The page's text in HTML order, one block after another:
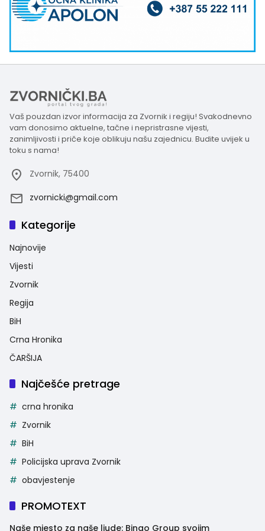
Vaš pouzdan izvor informacija za Zvornik i regiju! Svakodnevno
vam donosimo aktuelne, tačne i nepristrasne vijesti,
zanimljivosti i priče koje oblikuju našu zajednicu. Budite uvijek u
toku s nama!
Zvornik, 75400
zvornicki@gmail.com
Kategorije
Najnovije
Vijesti
Zvornik
Regija
BiH
Crna Hronika
ČARŠIJA
Najčešće pretrage
crna hronika
Zvornik
BiH
Policijska uprava Zvornik
obavjestenje
PROMOTEXT
Naše mjesto za naše ljude: Bingo Group svojim